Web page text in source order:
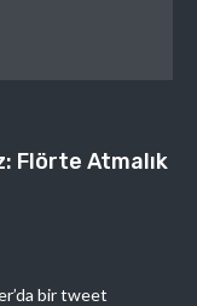
Flörte Atmalık
bir tweet